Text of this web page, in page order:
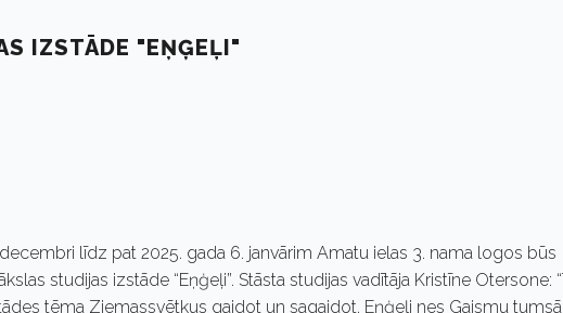
IZSTĀDE "EŅĢEĻI"
līdz pat 2025. gada 6. janvārim Amatu ielas 3. nama logos būs
studijas izstāde “Eņģeļi”. Stāsta studijas vadītāja Kristīne Otersone:
tēma Ziemassvētkus gaidot un sagaidot. Eņģeļi nes Gaismu